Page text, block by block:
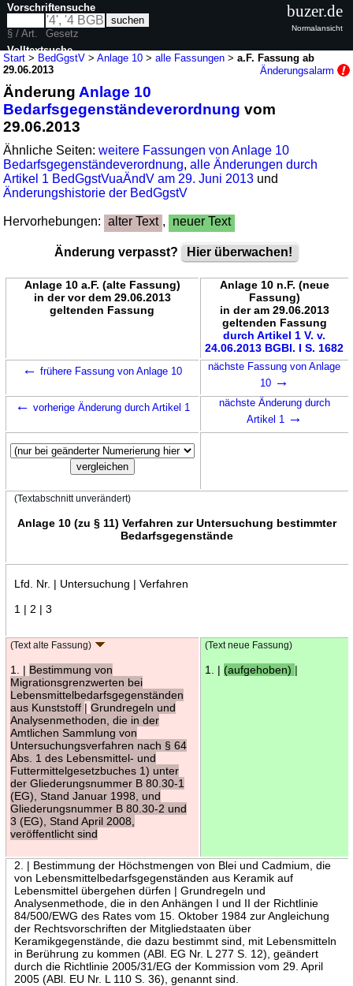
Start > BedGgstV >Anlage 10 >alle Fassungen >a.F. Fassung ab
29.06.2013
Änderungsalarm
Änderung Anlage 10
Bedarfsgegenständeverordnung vom
29.06.2013
Ähnliche Seiten:weitere Fassungen von Anlage 10
Bedarfsgegenständeverordnung,alle Änderungen durch
Artikel 1 BedGgstVuaÄndV am 29. Juni 2013 und
Änderungshistorie der BedGgstV
Hervorhebungen: alter Text , neuer Text
Änderung verpasst? Hier überwachen!
Anlage 10 a.F. (alte Fassung)
in der vor dem 29.06.2013
geltenden Fassung
Anlage 10 n.F. (neue
Fassung)
in der am 29.06.2013
geltenden Fassung
durch Artikel 1 V. v.
24.06.2013 BGBl. I S. 1682
← frühere Fassung von Anlage 10
nächste Fassung von Anlage
10 →
← vorherige Änderung durch Artikel 1
nächste Änderung durch
Artikel 1 →
(Textabschnitt unverändert)
Anlage 10 (zu § 11) Verfahren zur Untersuchung bestimmter
Bedarfsgegenstände
Lfd. Nr. | Untersuchung | Verfahren
1 | 2 | 3
(Text alte Fassung)
1. | Bestimmung von
Migrationsgrenzwerten bei
Lebensmittelbedarfsgegenständen
aus Kunststoff | Grundregeln und
Analysenmethoden, die in der
Amtlichen Sammlung von
Untersuchungsverfahren nach § 64
Abs. 1 des Lebensmittel- und
Futtermittelgesetzbuches 1) unter
der Gliederungsnummer B 80.30-1
(EG), Stand Januar 1998, und
Gliederungsnummer B 80.30-2 und
3 (EG), Stand April 2008,
veröffentlicht sind
(Text neue Fassung)
1. | (aufgehoben) |
2. | Bestimmung der Höchstmengen von Blei und Cadmium, die
von Lebensmittelbedarfsgegenständen aus Keramik auf
Lebensmittel übergehen dürfen | Grundregeln und
Analysenmethode, die in den Anhängen I und II der Richtlinie
84/500/EWG des Rates vom 15. Oktober 1984 zur Angleichung
der Rechtsvorschriften der Mitgliedstaaten über
Keramikgegenstände, die dazu bestimmt sind, mit Lebensmitteln
in Berührung zu kommen (ABl. EG Nr. L 277 S. 12), geändert
durch die Richtlinie 2005/31/EG der Kommission vom 29. April
2005 (ABl. EU Nr. L 110 S. 36), genannt sind.
Vorschriftensuche
§ / Art.
Gesetz
Volltextsuche
buzer.de
Normalansicht